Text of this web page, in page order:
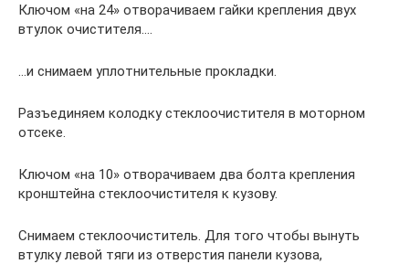
Ключом «на 24» отворачиваем гайки крепления двух
втулок очистителя….
…и снимаем уплотнительные прокладки.
Разъединяем колодку стеклоочистителя в моторном
отсеке.
Ключом «на 10» отворачиваем два болта крепления
кронштейна стеклоочистителя к кузову.
Снимаем стеклоочиститель. Для того чтобы вынуть
втулку левой тяги из отверстия панели кузова,